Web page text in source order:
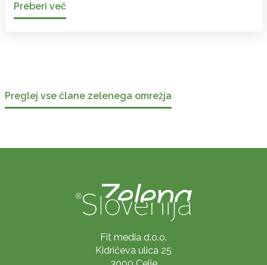
Preberi več
Preglej vse člane zelenega omrežja
Fit media d.o.o.
Kidričeva ulica 25